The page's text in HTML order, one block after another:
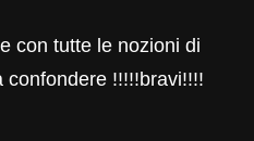
con tutte le nozioni di
confondere !!!!!bravi!!!!